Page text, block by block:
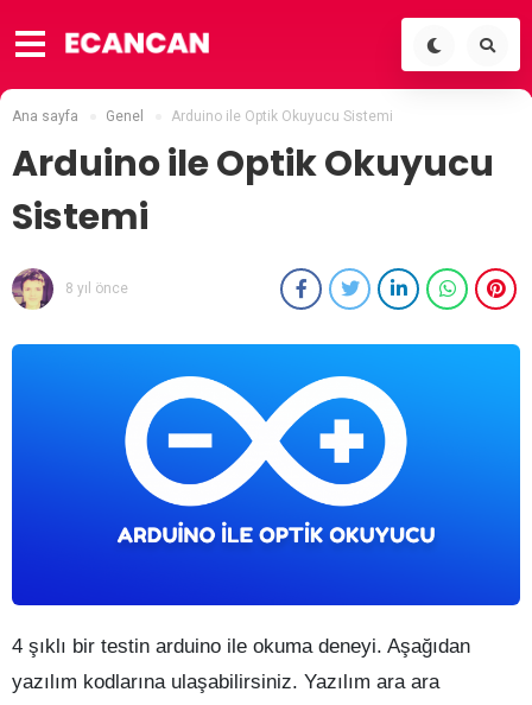
Ana sayfa Genel Arduino ile Optik Okuyucu Sistemi
Arduino ile Optik Okuyucu
Sistemi
8 yıl önce
4 şıklı bir testin arduino ile okuma deneyi. Aşağıdan
yazılım kodlarına ulaşabilirsiniz. Yazılım ara ara